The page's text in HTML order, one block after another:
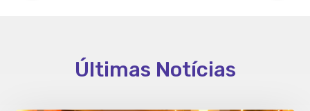
Últimas Notícias